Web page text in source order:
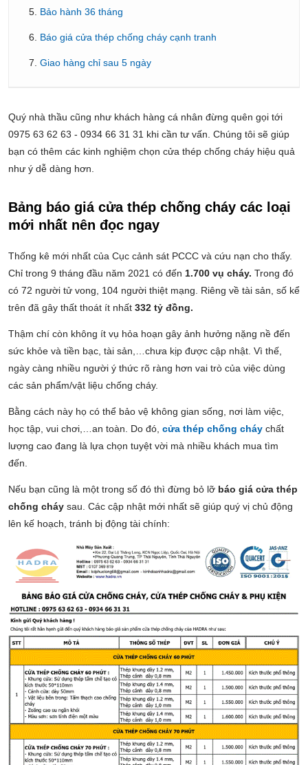
Bảo hành 36 tháng
Báo giá cửa thép chống cháy cạnh tranh
Giao hàng chỉ sau 5 ngày
Quý nhà thầu cũng như khách hàng cá nhân đừng quên gọi tới
0975 63 62 63 - 0934 66 31 31 khi cần tư vấn. Chúng tôi sẽ giúp
bạn có thêm các kinh nghiệm chọn cửa thép chống cháy hiệu quả
như ý dễ dàng hơn.
Bảng báo giá cửa thép chống cháy các loại
mới nhất nên đọc ngay
Thống kê mới nhất của Cục cảnh sát PCCC và cứu nạn cho thấy.
Chỉ trong 9 tháng đầu năm 2021 có đến 1.700 vụ cháy. Trong đó
có 72 người tử vong, 104 người thiệt mạng. Riêng về tài sản, số kể
trên đã gây thất thoát ít nhất 332 tỷ đồng.
Thậm chí còn không ít vụ hỏa hoạn gây ảnh hưởng nặng nề đến
sức khỏe và tiền bạc, tài sản,…chưa kịp được cập nhật. Vì thế,
ngày càng nhiều người ý thức rõ ràng hơn vai trò của việc dùng
các sản phẩm/vật liệu chống cháy.
Bằng cách này họ có thể bảo vệ không gian sống, nơi làm việc,
học tập, vui chơi,…an toàn. Do đó, cửa thép chống cháy chất
lượng cao đang là lựa chọn tuyệt vời mà nhiều khách mua tìm
đến.
Nếu bạn cũng là một trong số đó thì đừng bỏ lỡ báo giá cửa thép
chống cháy sau. Các cập nhật mới nhất sẽ giúp quý vị chủ động
lên kế hoạch, tránh bị động tài chính: